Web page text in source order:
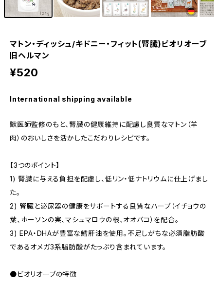
マトン・ディッシュ/キドニー・フィット(腎臓)ビオリオーブ
旧ヘルマン
¥520
International shipping available
獣医師監修のもと、腎臓の健康維持に配慮し良質なマトン（羊
肉）のおいしさを活かしたこだわりレシピです。
【3つのポイント】
1) 腎臓に与える負担を配慮し、低リン・低ナトリウムに仕上げまし
た。
2) 腎臓と泌尿器の健康をサポートする良質なハーブ（イチョウの
葉、ホーソンの実、マシュマロウの根、オオバコ）を配合。
3) EPA・DHAが豊富な鱈肝油を使用。不足しがちな必須脂肪酸
であるオメガ3系脂肪酸がたっぷり含まれています。
●ビオリオーブの特徴